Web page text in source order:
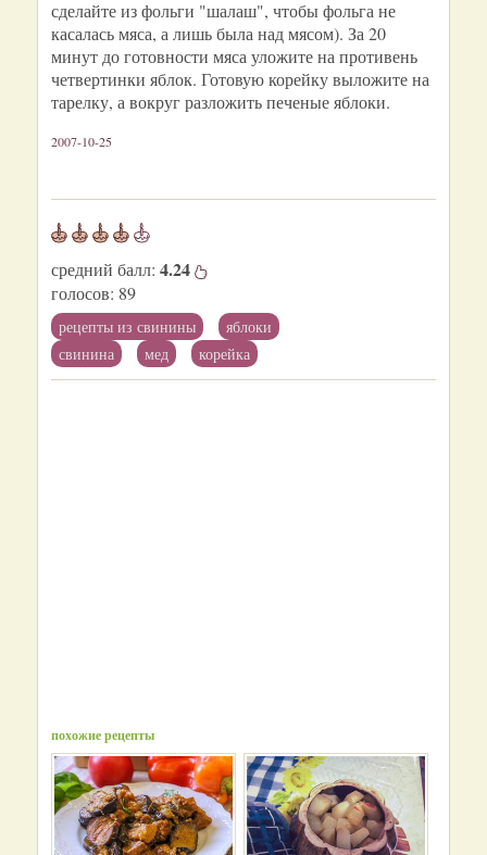
сделайте из фольги "шалаш", чтобы фольга не
касалась мяса, а лишь была над мясом). За 20
минут до готовности мяса уложите на противень
четвертинки яблок. Готовую корейку выложите на
тарелку, а вокруг разложить печеные яблоки.
2007-10-25
средний балл: 4.24
голосов: 89
рецепты из свинины
яблоки
свинина
мед корейка
похожие рецепты